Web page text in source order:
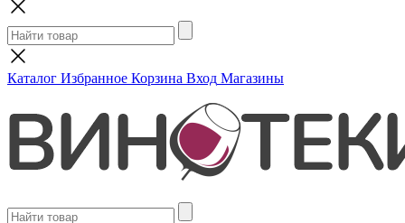
Каталог Избранное Корзина Вход Магазины